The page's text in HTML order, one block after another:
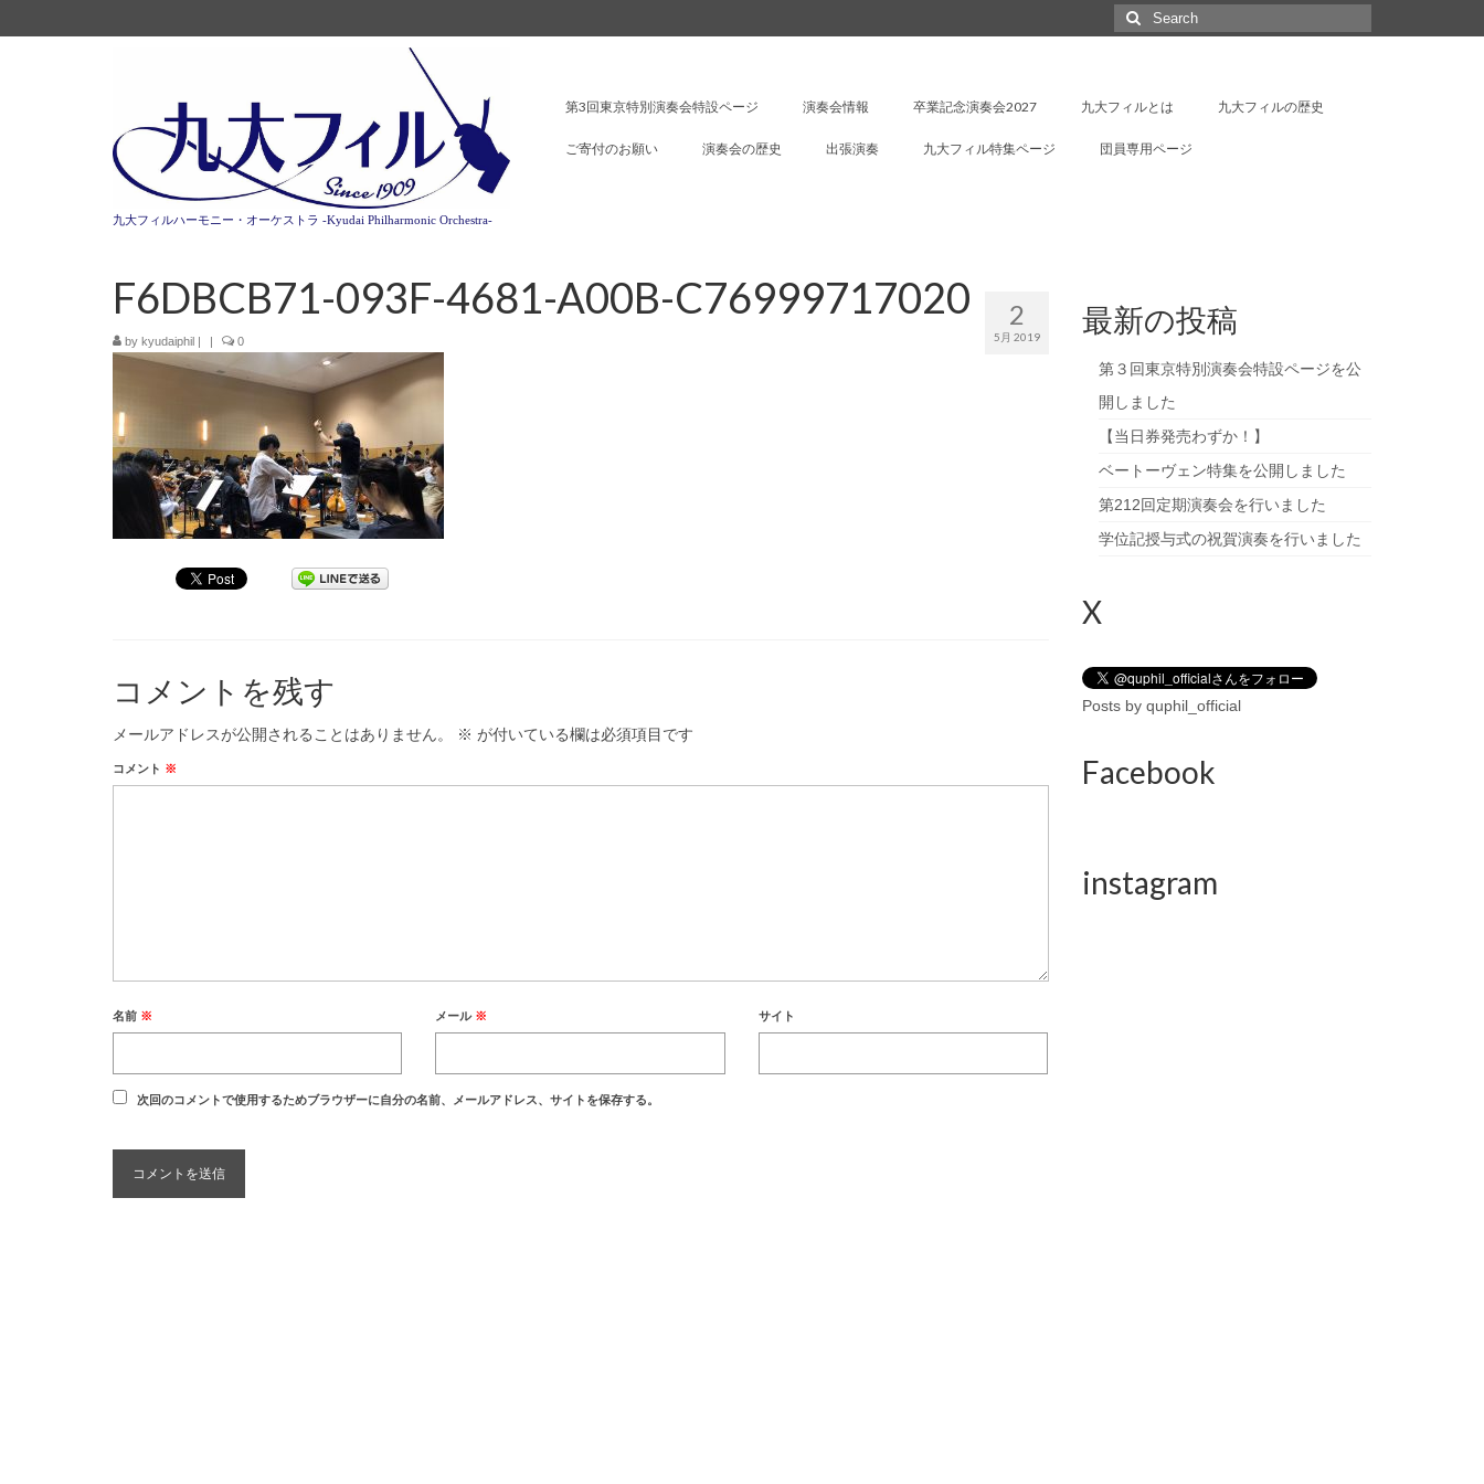
Search
for:
九大フィルハーモニー・オーケストラ -Kyudai Philharmonic Orchestra-
第3回東京特別演奏会特設ページ 演奏会情報 卒業記念演奏会2027 九大フィルとは 九大フィルの歴史
ご寄付のお願い 演奏会の歴史 出張演奏 九大フィル特集ページ 団員専用ページ
2
5月 2019
F6DBCB71-093F-4681-A00B-C76999717020
by kyudaiphil | | 0
コメントを残す
メールアドレスが公開されることはありません。 ※ が付いている欄は必須項目です
コメント ※
名前 ※ メール ※ サイト
次回のコメントで使用するためブラウザーに自分の名前、メールアドレス、サイトを保存する。
最新の投稿
第３回東京特別演奏会特設ページを公
開しました
【当日券発売わずか！】
ベートーヴェン特集を公開しました
第212回定期演奏会を行いました
学位記授与式の祝賀演奏を行いました
X
Posts by quphil_official
Facebook
instagram